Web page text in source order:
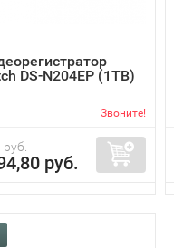
DS-N204EP (1TB)
Звоните!
руб.
руб.